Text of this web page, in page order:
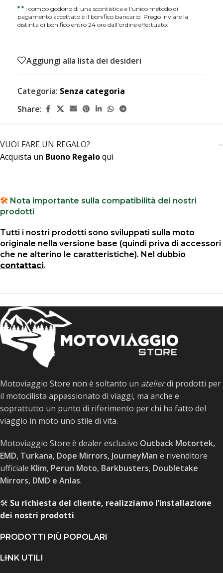
* * i combo godono di una scontistica e l'unico metodo di
pagamento accettato è il bonifico bancario. Prego inviare la
distinta di bonifico entro 24 ore dall'ordine effettuato.
Aggiungi alla lista dei desideri
Categoria: Senza categoria
Share:
VUOI FARE UN REGALO?
Acquista un Buono Regaloqui
🛠️ Nota importante sulla compatibilità dei nostri
prodotti
Tutti i nostri prodotti sono sviluppati sulla moto
originale nella versione base (quindi priva di accessori
che ne alterino le caratteristiche). Nel dubbio
contattaci.
Motoviaggio Store non è soltanto un atelierdi prodotti per
il motocilista appassionato di viaggi, ma anche e
soprattutto un punto di riferimento per chi ha fatto del
viaggio in moto uno stile di vita.
Motoviaggio Store è dealer esclusivo Outback Motortek,
EMD, Turkana, Dope Mirrors, JourneyMan e rivenditore
ufficiale Klim, Perun Moto, Barkbusters, Doubletake
Mirrors, DMD e Anlas.
🛠️ Su richiesta del cliente, realizziamo l’installazione
dei nostri prodotti.
PRODOTTI PIÙ POPOLARI
LINK UTILI